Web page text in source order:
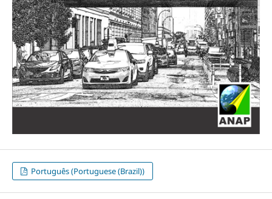
Português (Portuguese (Brazil))